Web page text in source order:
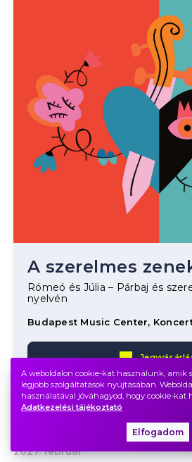
A szerelmes
Rómeó és Júlia – Párbaj és
nyelvén
Budapest Music Center,
Bérlet
2027. február
A weboldalon cookie-kat használunk, amik
legjobb szolgáltatások nyújtásában.
használatával jóváhagyod, hogy cookie-kat
Adatkezelési tájékoztató
Elfogadom